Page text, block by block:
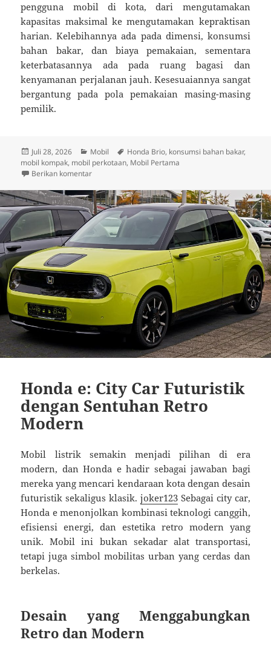
pengguna mobil di kota, dari mengutamakan
kapasitas maksimal ke mengutamakan kepraktisan
harian. Kelebihannya ada pada dimensi, konsumsi
bahan bakar, dan biaya pemakaian, sementara
keterbatasannya ada pada ruang bagasi dan
kenyamanan perjalanan jauh. Kesesuaiannya sangat
bergantung pada pola pemakaian masing-masing
pemilik.
Diposkan
pada
Juli 28, 2026 Kategori
Mobil Tag
Honda Brio, konsumsi bahan bakar,
mobil kompak, mobil perkotaan, Mobil Pertama
Berikan komentaruntuk Honda Brio dan Fenomena Mobil Kecil yang
Honda e: City Car Futuristik
dengan Sentuhan Retro
Modern
Mobil listrik semakin menjadi pilihan di era
modern, dan Honda e hadir sebagai jawaban bagi
mereka yang mencari kendaraan kota dengan desain
futuristik sekaligus klasik. joker123 Sebagai city car,
Honda e menonjolkan kombinasi teknologi canggih,
efisiensi energi, dan estetika retro modern yang
unik. Mobil ini bukan sekadar alat transportasi,
tetapi juga simbol mobilitas urban yang cerdas dan
berkelas.
Desain yang Menggabungkan
Retro dan Modern